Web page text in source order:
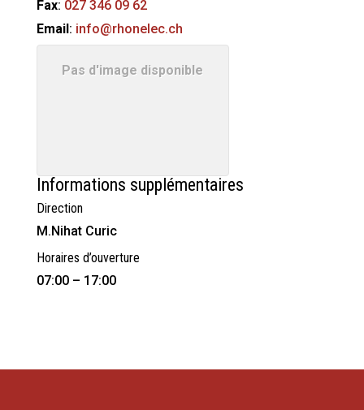
Fax: 027 346 09 62
Email: info@rhonelec.ch
Pas d'image disponible
Informations supplémentaires
Direction
M.Nihat Curic
Horaires d’ouverture
07:00 – 17:00